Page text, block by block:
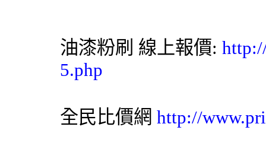
油漆粉刷 線上報價:
5.php
全民比價網 http://